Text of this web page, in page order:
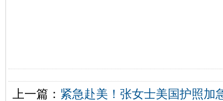
上一篇： 紧急赴美！张女士美国护照加